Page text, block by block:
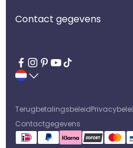
Contact gegevens
Terugbetalingsbeleid
Contactgegevens